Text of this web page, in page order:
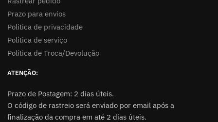
Prazo para envios
Politica de privacidade
Política de serviço
Política de Troca/Devolução
ATENÇÃO:
Prazo de Postagem: 2 dias úteis.
O código de rastreio será enviado por email após a
finalização da compra em até 2 dias úteis.